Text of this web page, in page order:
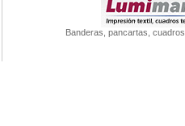
Banderas, pancartas,